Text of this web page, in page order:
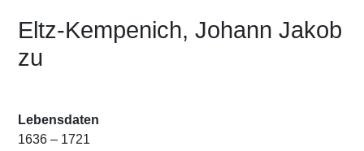
Eltz-Kempenich, Johann Jakob
zu
Lebensdaten
1636 – 1721